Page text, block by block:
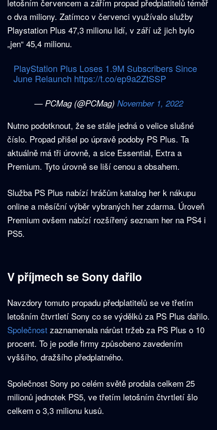
letošním červencem a zářím propad předplatitelů téměř
o dva miliony. Zatímco v červenci využívalo služby
Playstation Plus 47,3 milionu lidí, v září už jich bylo
„jen“ 45,4 milionu.
PlayStation Plus Loses 1.9M Subscribers Since
June Relaunch https://t.co/ep9a2ZtSSP
— PCMag (@PCMag) November 1, 2022
Nutno podotknout, že se stále jedná o velice slušné
číslo. Propad přišel po úpravě podoby PS Plus. Ta
aktuálně má tři úrovně, a sice Essential, Extra a
Premium. Tyto úrovně se liší cenou a obsahem.
Služba PS Plus nabízí hráčům katalog her k nákupu
online a měsíční výběr vybraných her zdarma. Úroveň
Premium ovšem nabízí rozšířený seznam her na PS4 i
PS5.
V příjmech se Sony dařilo
Navzdory tomuto propadu předplatitelů se ve třetím
letošním čtvrtletí Sony co se výdělků za PS Plus dařilo.
Společnost zaznamenala nárůst tržeb za PS Plus o 10
procent. To je podle firmy způsobeno zavedením
vyššího, dražšího předplatného.
Společnost Sony po celém světě prodala celkem 25
milionů jednotek PS5, ve třetím letošním čtvrtletí šlo
celkem o 3,3 milionu kusů.